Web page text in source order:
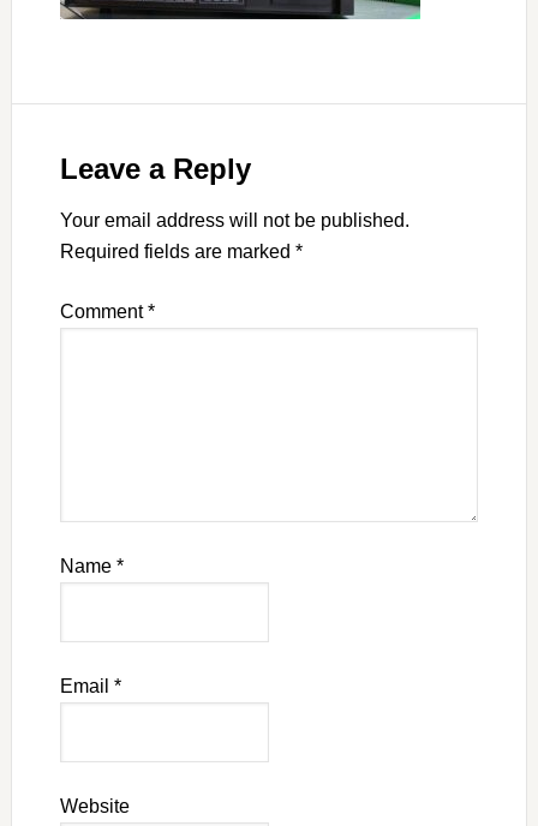
Leave a Reply
Your email address will not be published.
Required fields are marked *
Comment*
Name *
Email *
Website